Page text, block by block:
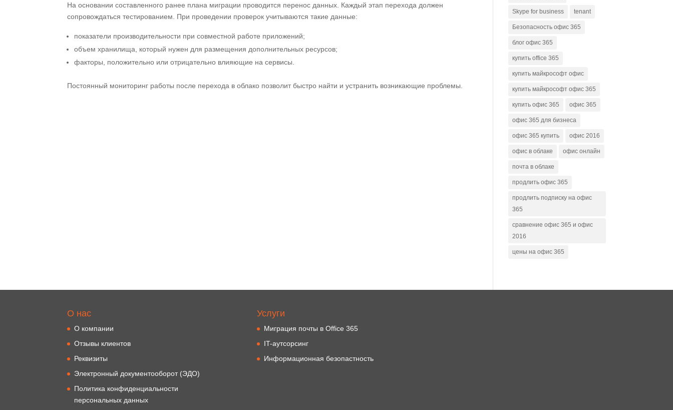
На основании составленного ранее плана миграции проводится перенос данных. Каждый этап перехода должен
сопровождаться тестированием. При проведении проверок учитываются такие данные:
показатели производительности при совместной работе приложений;
объем хранилища, который нужен для размещения дополнительных ресурсов;
факторы, положительно или отрицательно влияющие на сервисы.
Постоянный мониторинг работы после перехода в облако позволит быстро найти и устранить возникающие проблемы.
Skype for business tenant
Безопасность офис 365
блог офис 365
купить office 365
купить майкрософт офис
купить майкрософт офис 365
купить офис 365 офис 365
офис 365 для бизнеса
офис 365 купить офис 2016
офис в облаке офис онлайн
почта в облаке
продлить офис 365
продлить подписку на офис
365
сравнение офис 365 и офис
2016
цены на офис 365
О нас
О компании
Отзывы клиентов
Реквизиты
Электронный документооборот (ЭДО)
Политика конфиденциальности
персональных данных
Услуги
Миграция почты в Office 365
IT-аутсорсинг
Информационная безопастность